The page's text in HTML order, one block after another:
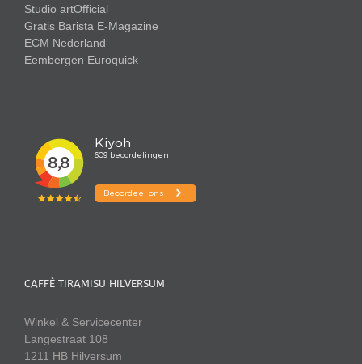
Studio artOfficial
Gratis Barista E-Magazine
ECM Nederland
Eembergen Euroquick
CAFFÈ TIRAMISU HILVERSUM
Winkel & Servicecenter
Langestraat 108
1211 HB Hilversum